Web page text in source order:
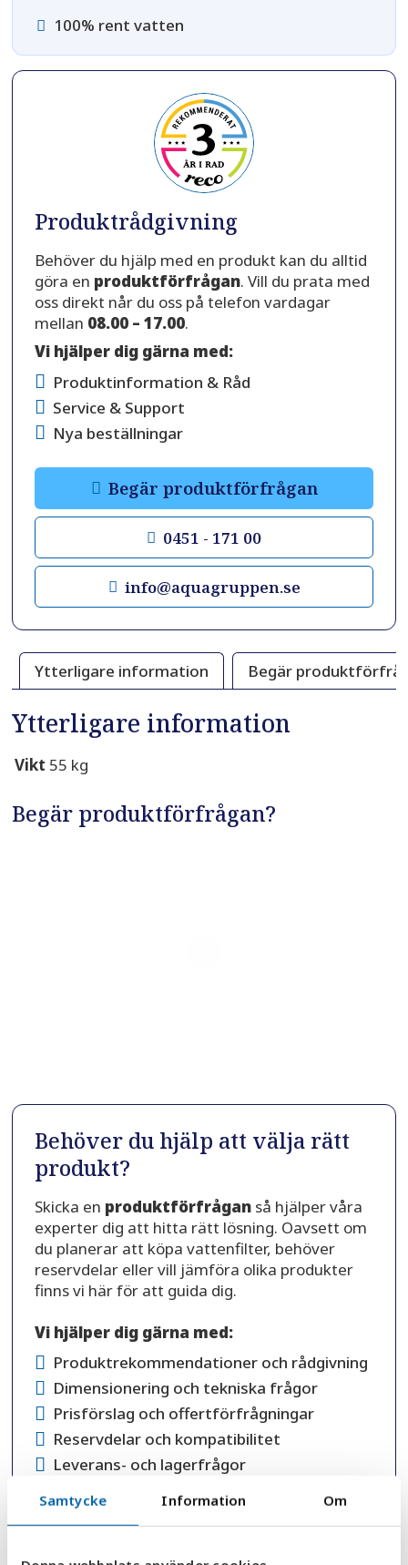
Samtycke Information Om
100% rent vatten
Produktrådgivning
Behöver du hjälp med en produkt kan du alltid
göra en produktförfrågan. Vill du prata med
oss direkt når du oss på telefon vardagar
mellan 08.00 – 17.00.
Vi hjälper dig gärna med:
Produktinformation & Råd
Service & Support
Nya beställningar
Begär produktförfrågan
0451 - 171 00
info@aquagruppen.se
Ytterligare information Begär
Ytterligare information
Vikt 55 kg
Begär produktförfrågan?
Behöver du hjälp att välja rätt
produkt?
Skicka en produktförfråganså hjälper våra
experter dig att hitta rätt lösning. Oavsett om
du planerar att köpa vattenfilter, behöver
reservdelar eller vill jämföra olika produkter
finns vi här för att guida dig.
Vi hjälper dig gärna med:
Produktrekommendationer och rådgivning
Dimensionering och tekniska frågor
Prisförslag och offertförfrågningar
Reservdelar och kompatibilitet
Leverans- och lagerfrågor
Nya beställningar och projektplanering
Varför välja AquaGruppen?